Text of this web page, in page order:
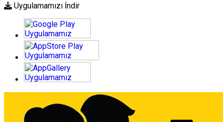
Uygulamamızı İndir